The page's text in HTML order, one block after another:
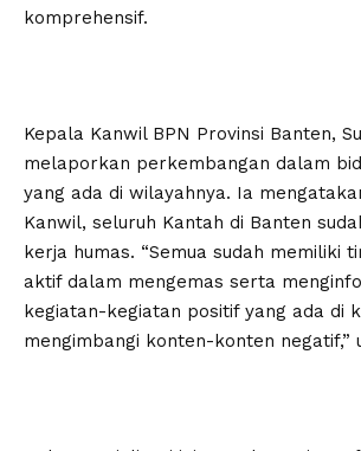
komprehensif.
Kepala Kanwil BPN Provinsi Banten,
melaporkan perkembangan dalam
yang ada di wilayahnya. Ia
Kanwil, seluruh Kantah di Banten
kerja humas. “Semua sudah memiliki
aktif dalam mengemas serta
kegiatan-kegiatan positif yang ada di
mengimbangi konten-konten negatif,”